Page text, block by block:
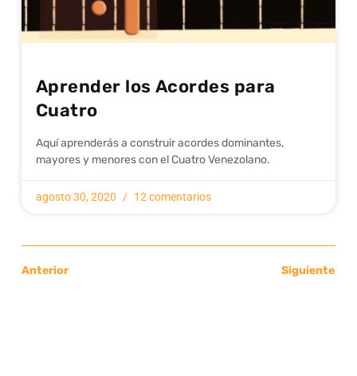
Aprender los Acordes para
Cuatro
Aquí aprenderás a construir acordes dominantes,
mayores y menores con el Cuatro Venezolano.
agosto 30, 2020 12 comentarios
Anterior Siguiente